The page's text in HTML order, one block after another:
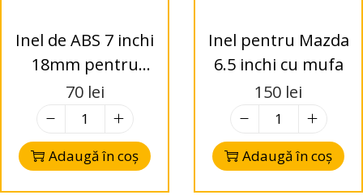
Inel de ABS 7 inchi
18mm pentru
difuzor
70 lei
Adaugă în coș
Inel pentru Mazda
6.5 inchi cu mufa
150 lei
Adaugă în coș